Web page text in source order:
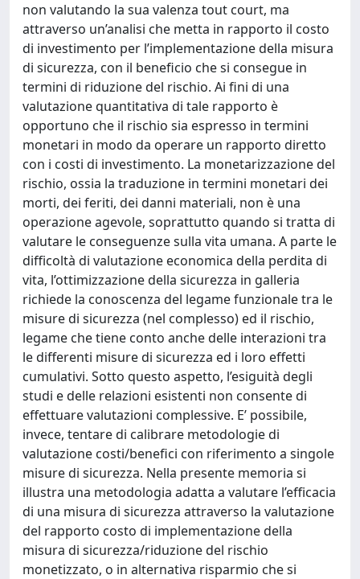
non valutando la sua valenza tout court, ma
attraverso un’analisi che metta in rapporto il costo
di investimento per l’implementazione della misura
di sicurezza, con il beneficio che si consegue in
termini di riduzione del rischio. Ai fini di una
valutazione quantitativa di tale rapporto è
opportuno che il rischio sia espresso in termini
monetari in modo da operare un rapporto diretto
con i costi di investimento. La monetarizzazione del
rischio, ossia la traduzione in termini monetari dei
morti, dei feriti, dei danni materiali, non è una
operazione agevole, soprattutto quando si tratta di
valutare le conseguenze sulla vita umana. A parte le
difficoltà di valutazione economica della perdita di
vita, l’ottimizzazione della sicurezza in galleria
richiede la conoscenza del legame funzionale tra le
misure di sicurezza (nel complesso) ed il rischio,
legame che tiene conto anche delle interazioni tra
le differenti misure di sicurezza ed i loro effetti
cumulativi. Sotto questo aspetto, l’esiguità degli
studi e delle relazioni esistenti non consente di
effettuare valutazioni complessive. E’ possibile,
invece, tentare di calibrare metodologie di
valutazione costi/benefici con riferimento a singole
misure di sicurezza. Nella presente memoria si
illustra una metodologia adatta a valutare l’efficacia
di una misura di sicurezza attraverso la valutazione
del rapporto costo di implementazione della
misura di sicurezza/riduzione del rischio
monetizzato, o in alternativa risparmio che si